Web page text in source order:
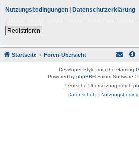
Nutzungsbedingungen | Datenschutzerklärung
Registrieren
Startseite Foren-Übersicht
Developer Style from the Gaming
Powered by phpBB® Forum Software ©
Deutsche Übersetzung durch
Datenschutz|